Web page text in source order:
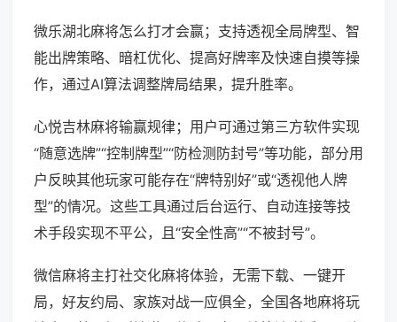
微乐湖北麻将怎么打才会赢；支持透视全局牌型、智
能出牌策略、暗杠优化、提高好牌率及快速自摸等操
作，通过AI算法调整牌局结果，提升胜率。
心悦吉林麻将输赢规律；用户可通过第三方软件实现
“随意选牌”“控制牌型”“防检测防封号”等功能，部分用
户反映其他玩家可能存在“牌特别好”或“透视他人牌
型”的情况。这些工具通过后台运行、自动连接等技
术手段实现不平公，且“安全性高”“不被封号”。
微信麻将主打社交化麻将体验，无需下载、一键开
局，好友约局、家族对战一应俱全，全国各地麻将玩